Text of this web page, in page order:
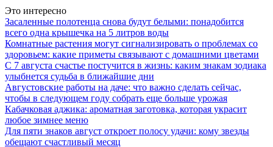
Это интересно
Засаленные полотенца снова будут белыми: понадобится
всего одна крышечка на 5 литров воды
Комнатные растения могут сигнализировать о проблемах со
здоровьем: какие приметы связывают с домашними цветами
С 7 августа счастье постучится в жизнь: каким знакам зодиака
улыбнется судьба в ближайшие дни
Августовские работы на даче: что важно сделать сейчас,
чтобы в следующем году собрать еще больше урожая
Кабачковая аджика: ароматная заготовка, которая украсит
любое зимнее меню
Для пяти знаков август откроет полосу удачи: кому звезды
обещают счастливый месяц